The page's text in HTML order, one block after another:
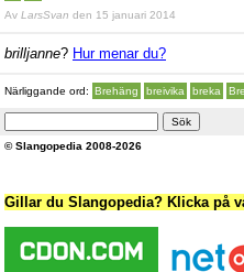
Av LarsSvan den 15 januari 2014
brilljanne? Hur menar du?
Närliggande ord: Brehäng breivika breka
© Slangopedia 2008-2026
Gillar du Slangopedia? Klicka på